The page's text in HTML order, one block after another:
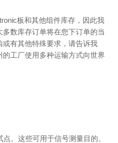
板和其他组件库存，因此我
数库存订单将在您下订单的当
有其他特殊要求，请告诉我
工厂使用多种运输方式向世界
。这些可用于信号测量目的。